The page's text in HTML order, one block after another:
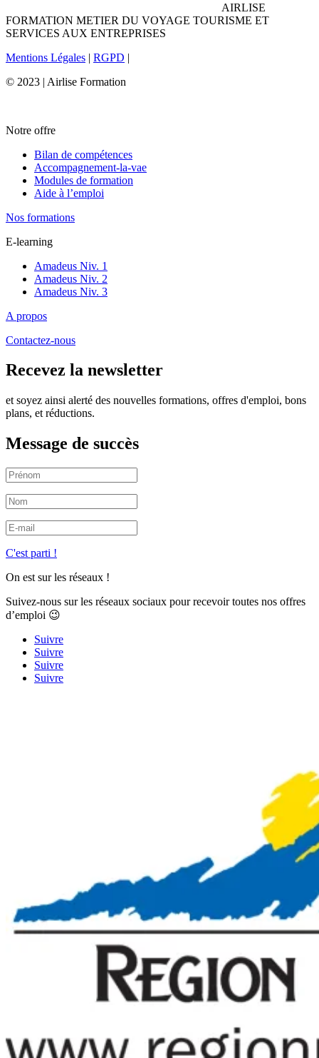
AIRLISE
FORMATION METIER DU VOYAGE TOURISME ET
SERVICES AUX ENTREPRISES
Mentions Légales | RGPD |
© 2023 | Airlise Formation
Notre offre
Bilan de compétences
Accompagnement-la-vae
Modules de formation
Aide à l’emploi
Nos formations
E-learning
Amadeus Niv. 1
Amadeus Niv. 2
Amadeus Niv. 3
A propos
Contactez-nous
Recevez la newsletter
et soyez ainsi alerté des nouvelles formations, offres d'emploi, bons
plans, et réductions.
Message de succès
C'est parti !
On est sur les réseaux !
Suivez-nous sur les réseaux sociaux pour recevoir toutes nos offres
d’emploi 😉
Suivre
Suivre
Suivre
Suivre